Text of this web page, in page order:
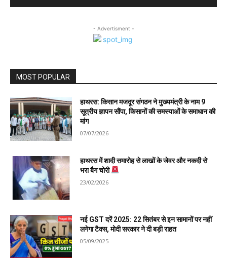
- Advertisment -
MOST POPULAR
हाथरस: किसान मजदूर संगठन ने मुख्यमंत्री के नाम 9
सूत्रीय ज्ञापन सौंपा, किसानों की समस्याओं के समाधान की
मांग
07/07/2026
हाथरस में शादी समारोह से लाखों के जेवर और नकदी से
भरा बैग चोरी
23/02/2026
नई GST दरें 2025: 22 सितंबर से इन सामानों पर नहीं
लगेगा टैक्स, मोदी सरकार ने दी बड़ी राहत
05/09/2025